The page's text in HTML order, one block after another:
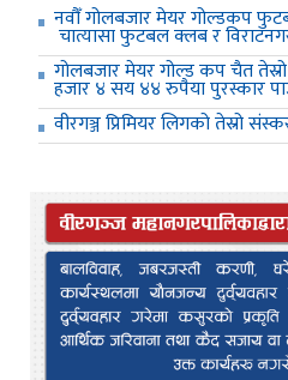
नवौँ गोलबजार मेयर गोल्डकप
चात्यासा फुटबल क्लब र
गोलबजार मेयर गोल्ड कप चैत
हजार ४ सय ४४ रुपैया पुरस्कार
वीरगञ्ज प्रिमियर लिगको तेस्रो